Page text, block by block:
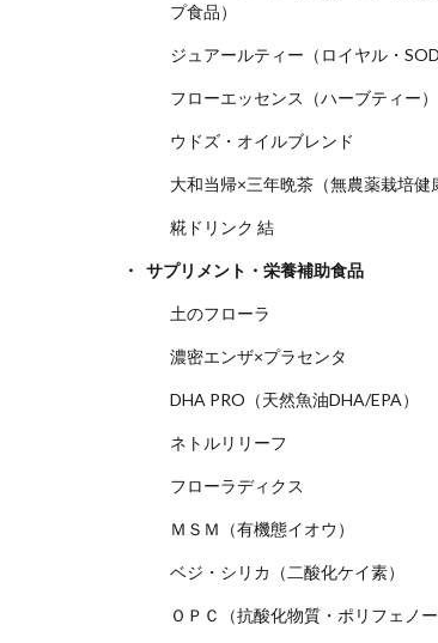
プ食品）
ジュアールティー（ロイヤル・SOD
フローエッセンス（ハーブティー）
ウドズ・オイルブレンド
大和当帰×三年晩茶（無農薬栽培健
糀ドリンク 結
サプリメント・栄養補助食品
土のフローラ
濃密エンザ×プラセンタ
DHA PRO（天然魚油DHA/EPA）
ネトルリリーフ
フローラディクス
ＭＳＭ（有機態イオウ）
ベジ・シリカ（二酸化ケイ素）
ＯＰＣ（抗酸化物質・ポリフェノー